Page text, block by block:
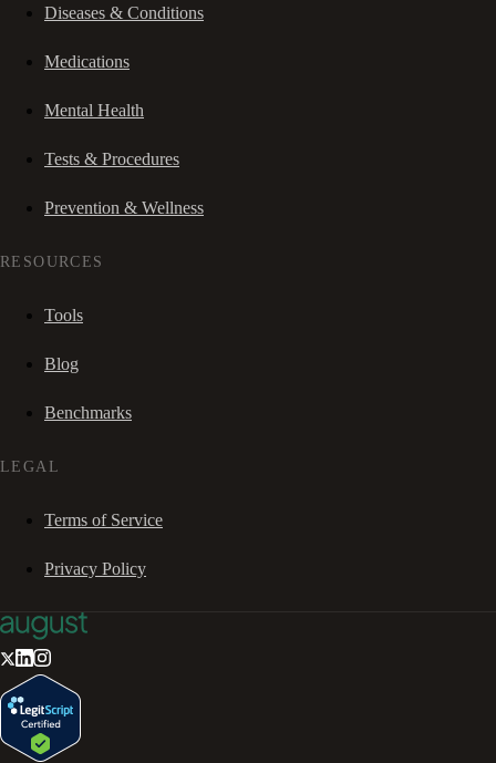
Diseases & Conditions
Medications
Mental Health
Tests & Procedures
Prevention & Wellness
RESOURCES
Tools
Blog
Benchmarks
LEGAL
Terms of Service
Privacy Policy